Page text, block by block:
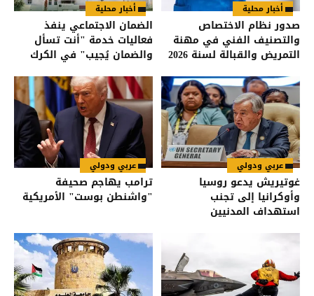
أخبار محلية
صدور نظام الاختصاص
والتصنيف الفني في مهنة
التمريض والقبالة لسنة 2026
أخبار محلية
الضمان الاجتماعي ينفذ
فعاليات خدمة "أنت تسأل
والضمان يُجيب" في الكرك
عربي ودولي
غوتيريش يدعو روسيا
وأوكرانيا إلى تجنب
استهداف المدنيين
عربي ودولي
ترامب يهاجم صحيفة
"واشنطن بوست" الأمريكية